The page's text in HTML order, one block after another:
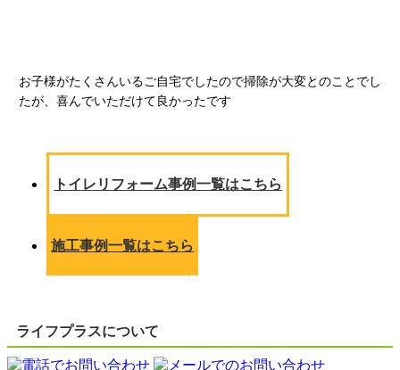
お子様がたくさんいるご自宅でしたので掃除が大変とのことでし
たが、喜んでいただけて良かったです
トイレリフォーム事例一覧はこちら
施工事例一覧はこちら
ライフプラスについて